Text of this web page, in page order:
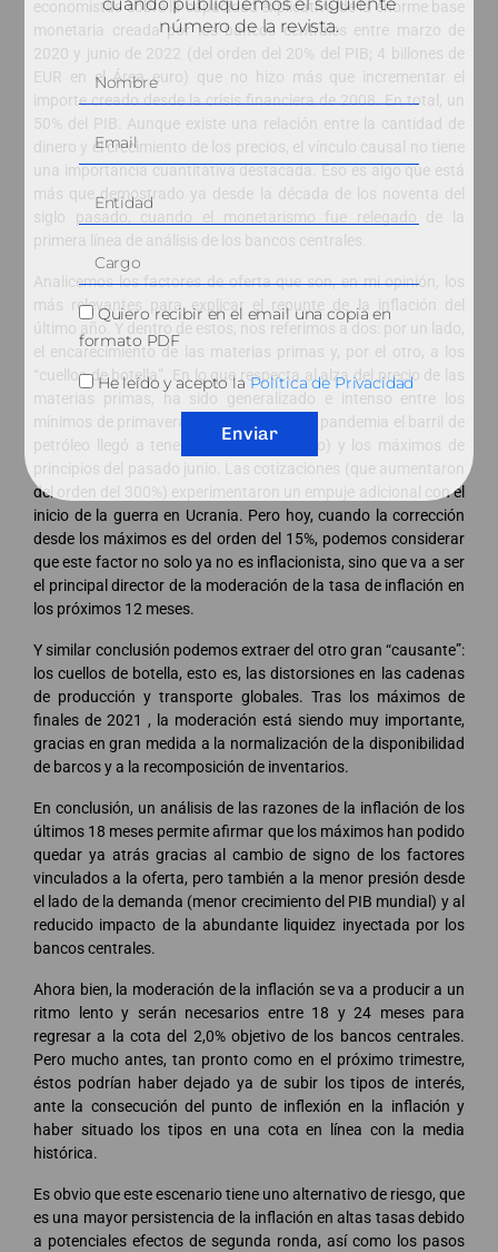
economistas sobre la capacidad explicativa de la enorme base
monetaria creada por los bancos centrales entre marzo de
2020 y junio de 2022 (del orden del 20% del PIB; 4 billones de
EUR en el Área euro) que no hizo más que incrementar el
importe creado desde la crisis financiera de 2008. En total, un
50% del PIB. Aunque existe una relación entre la cantidad de
dinero y el crecimiento de los precios, el vínculo causal no tiene
una importancia cuantitativa destacada. Eso es algo que está
más que demostrado ya desde la década de los noventa del
siglo pasado, cuando el monetarismo fue relegado de la
primera línea de análisis de los bancos centrales.
Analicemos los factores de oferta que son, en mi opinión, los
más relevantes para explicar el repunte de la inflación del
último año. Y dentro de estos, nos referimos a dos: por un lado,
el encarecimiento de las materias primas y, por el otro, a los
“cuellos de botella”. En lo que respecta al alza del precio de las
materias primas, ha sido generalizado e intenso entre los
mínimos de primavera de 2020 (en plena pandemia el barril de
petróleo llegó a tener un precio negativo) y los máximos de
principios del pasado junio. Las cotizaciones (que aumentaron
del orden del 300%) experimentaron un empuje adicional con el
inicio de la guerra en Ucrania. Pero hoy, cuando la corrección
desde los máximos es del orden del 15%, podemos considerar
que este factor no solo ya no es inflacionista, sino que va a ser
el principal director de la moderación de la tasa de inflación en
los próximos 12 meses.
Y similar conclusión podemos extraer del otro gran “causante”:
los cuellos de botella, esto es, las distorsiones en las cadenas
de producción y transporte globales. Tras los máximos de
finales de 2021 , la moderación está siendo muy importante,
gracias en gran medida a la normalización de la disponibilidad
de barcos y a la recomposición de inventarios.
En conclusión, un análisis de las razones de la inflación de los
últimos 18 meses permite afirmar que los máximos han podido
quedar ya atrás gracias al cambio de signo de los factores
vinculados a la oferta, pero también a la menor presión desde
el lado de la demanda (menor crecimiento del PIB mundial) y al
reducido impacto de la abundante liquidez inyectada por los
bancos centrales.
Ahora bien, la moderación de la inflación se va a producir a un
ritmo lento y serán necesarios entre 18 y 24 meses para
regresar a la cota del 2,0% objetivo de los bancos centrales.
Pero mucho antes, tan pronto como en el próximo trimestre,
éstos podrían haber dejado ya de subir los tipos de interés,
ante la consecución del punto de inflexión en la inflación y
haber situado los tipos en una cota en línea con la media
histórica.
Es obvio que este escenario tiene uno alternativo de riesgo, que
es una mayor persistencia de la inflación en altas tasas debido
a potenciales efectos de segunda ronda, así como los pasos
número de la revista.
Quiero recibir en el email una copia en
formato PDF
He leído y acepto laPolítica de Privacidad
Enviar